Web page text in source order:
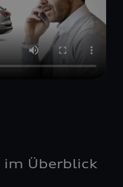
im Überblick